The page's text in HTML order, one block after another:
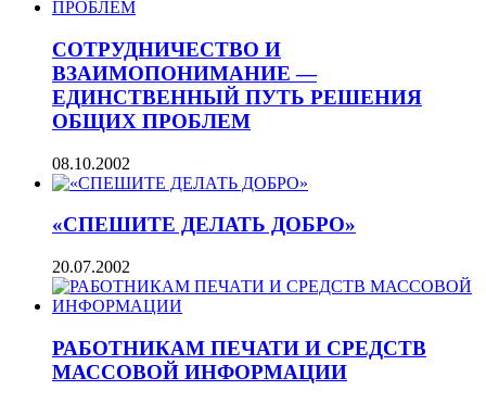
СОТРУДНИЧЕСТВО И
ВЗАИМОПОНИМАНИЕ —
ЕДИНСТВЕННЫЙ ПУТЬ РЕШЕНИЯ
ОБЩИХ ПРОБЛЕМ
08.10.2002
«СПЕШИТЕ ДЕЛАТЬ ДОБРО»
20.07.2002
РАБОТНИКАМ ПЕЧАТИ И СРЕДСТВ
МАССОВОЙ ИНФОРМАЦИИ